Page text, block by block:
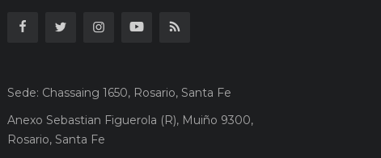
Sede: Chassaing 1650, Rosario, Santa Fe
Anexo Sebastian Figuerola (R), Muiño 9300,
Rosario, Santa Fe